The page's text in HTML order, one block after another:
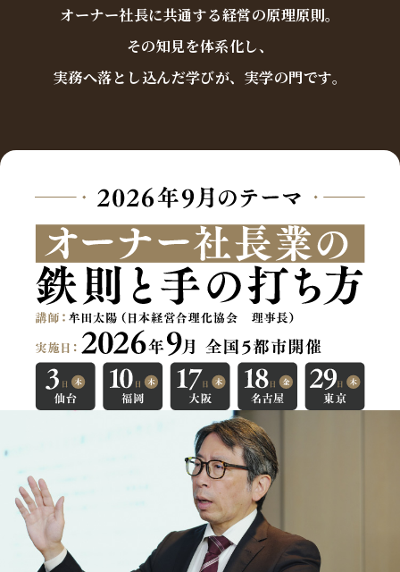
オーナー社長に共通する経営の原理原則。
その知見を体系化し、
実務へ落とし込んだ学びが、実学の門です。